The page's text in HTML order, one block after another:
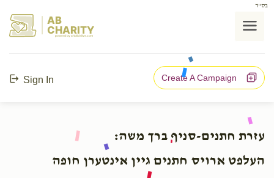
בס"ד
AB
CHARITY
powerd by ahblicklive.com
Sign In Create A Campaign
עזרת חתנים-סניף ברך משה:
העלפט ארויס חתנים גיין אינטערן חופה